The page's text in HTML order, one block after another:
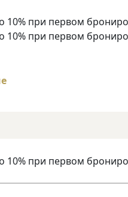
при первом
10% при первом
10% при первом